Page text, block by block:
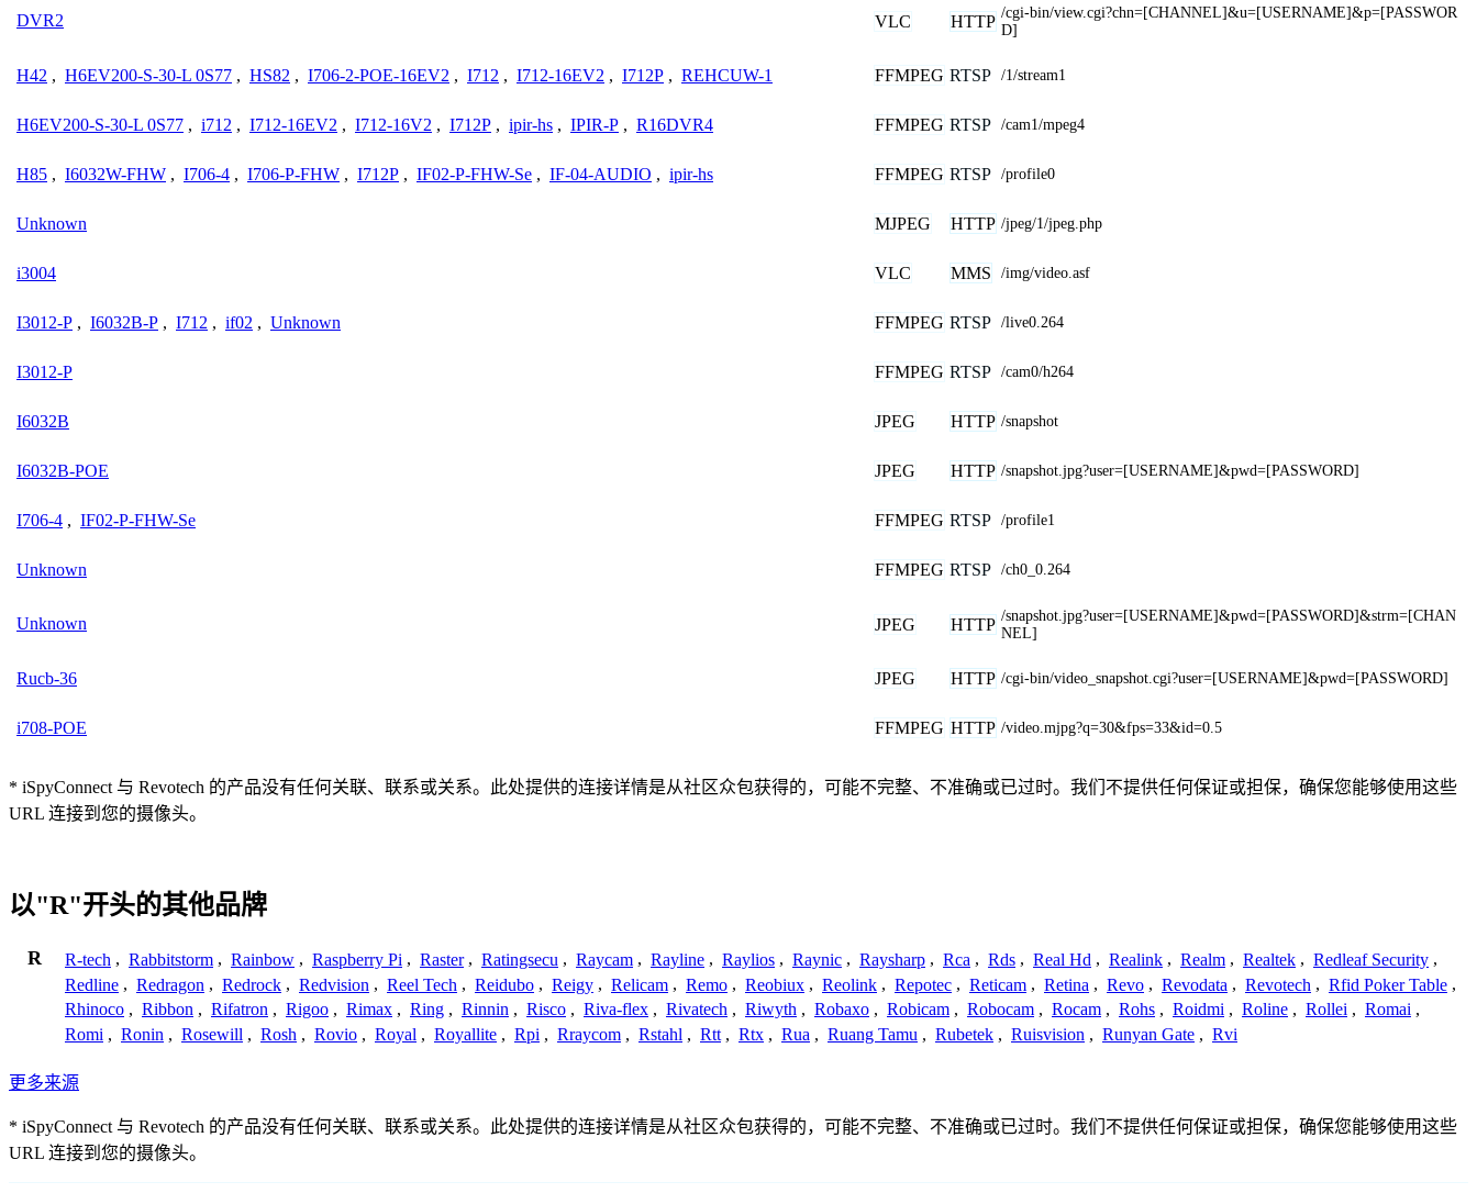
DVR2 VLC HTTP /cgi-bin/view.cgi?chn=[CHANNEL]&u=[USERNAME]&p=[PASSWOR
D]
H42 , H6EV200-S-30-L 0S77 , HS82 , I706-2-POE-16EV2 , I712 , I712-16EV2 , I712P , REHCUW-1 FFMPEG RTSP /1/stream1
H6EV200-S-30-L 0S77 , i712 , I712-16EV2 , I712-16V2 , I712P , ipir-hs , IPIR-P , R16DVR4 FFMPEG RTSP /cam1/mpeg4
H85 , I6032W-FHW , I706-4 , I706-P-FHW , I712P , IF02-P-FHW-Se , IF-04-AUDIO , ipir-hs FFMPEG RTSP /profile0
Unknown MJPEG HTTP /jpeg/1/jpeg.php
i3004 VLC MMS /img/video.asf
I3012-P , I6032B-P , I712 , if02 , Unknown FFMPEG RTSP /live0.264
I3012-P FFMPEG RTSP /cam0/h264
I6032B JPEG HTTP /snapshot
I6032B-POE JPEG HTTP /snapshot.jpg?user=[USERNAME]&pwd=[PASSWORD]
I706-4 , IF02-P-FHW-Se FFMPEG RTSP /profile1
Unknown FFMPEG RTSP /ch0_0.264
Unknown JPEG HTTP /snapshot.jpg?user=[USERNAME]&pwd=[PASSWORD]&strm=[CHAN
NEL]
Rucb-36 JPEG HTTP /cgi-bin/video_snapshot.cgi?user=[USERNAME]&pwd=[PASSWORD]
i708-POE FFMPEG HTTP /video.mjpg?q=30&fps=33&id=0.5
* iSpyConnect 与 Revotech 的产品没有任何关联、联系或关系。此处提供的连接详情是从社区众包获得的，可能不完整、不准确或已过时。我们不提供任何保证或担保，确保您能够使用这些
URL 连接到您的摄像头。
以"R"开头的其他品牌
R R-tech , Rabbitstorm , Rainbow , Raspberry Pi , Raster , Ratingsecu , Raycam , Rayline , Raylios , Raynic , Raysharp , Rca , Rds , Real Hd , Realink , Realm , Realtek , Redleaf Security ,
Redline , Redragon , Redrock , Redvision , Reel Tech , Reidubo , Reigy , Relicam , Remo , Reobiux , Reolink , Repotec , Reticam , Retina , Revo , Revodata , Revotech , Rfid Poker Table ,
Rhinoco , Ribbon , Rifatron , Rigoo , Rimax , Ring , Rinnin , Risco , Riva-flex , Rivatech , Riwyth , Robaxo , Robicam , Robocam , Rocam , Rohs , Roidmi , Roline , Rollei , Romai ,
Romi , Ronin , Rosewill , Rosh , Rovio , Royal , Royallite , Rpi , Rraycom , Rstahl , Rtt , Rtx , Rua , Ruang Tamu , Rubetek , Ruisvision , Runyan Gate , Rvi
更多来源
* iSpyConnect 与 Revotech 的产品没有任何关联、联系或关系。此处提供的连接详情是从社区众包获得的，可能不完整、不准确或已过时。我们不提供任何保证或担保，确保您能够使用这些
URL 连接到您的摄像头。